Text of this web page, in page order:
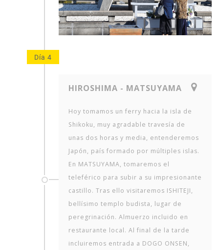
Día 4
HIROSHIMA - MATSUYAMA
Hoy tomamos un ferry hacia la isla de
Shikoku, muy agradable travesía de
unas dos horas y media, entenderemos
Japón, país formado por múltiples islas.
En MATSUYAMA, tomaremos el
teleférico para subir a su impresionante
castillo. Tras ello visitaremos ISHITEJI,
bellísimo templo budista, lugar de
peregrinación. Almuerzo incluido en
restaurante local. Al final de la tarde
incluiremos entrada a DOGO ONSEN,